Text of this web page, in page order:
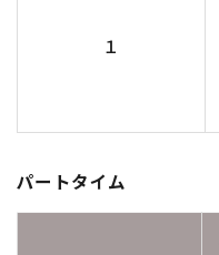
１
パートタイム